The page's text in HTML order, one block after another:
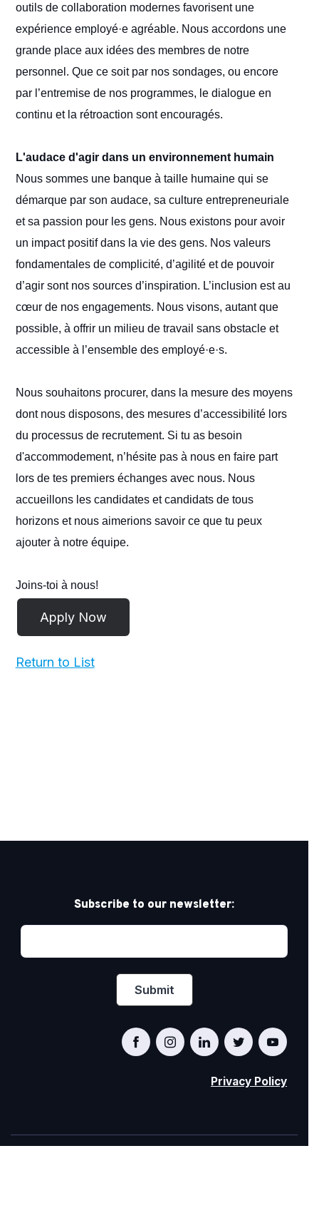
outils de collaboration modernes favorisent une
expérience employé·e agréable. Nous accordons une
grande place aux idées des membres de notre
personnel. Que ce soit par nos sondages, ou encore
par l’entremise de nos programmes, le dialogue en
continu et la rétroaction sont encouragés.
L'audace d'agir dans un environnement humain
Nous sommes une banque à taille humaine qui se
démarque par son audace, sa culture entrepreneuriale
et sa passion pour les gens. Nous existons pour avoir
un impact positif dans la vie des gens. Nos valeurs
fondamentales de complicité, d’agilité et de pouvoir
d’agir sont nos sources d’inspiration. L’inclusion est au
cœur de nos engagements. Nous visons, autant que
possible, à offrir un milieu de travail sans obstacle et
accessible à l’ensemble des employé·e·s.
Nous souhaitons procurer, dans la mesure des moyens
dont nous disposons, des mesures d’accessibilité lors
du processus de recrutement. Si tu as besoin
d'accommodement, n’hésite pas à nous en faire part
lors de tes premiers échanges avec nous. Nous
accueillons les candidates et candidats de tous
horizons et nous aimerions savoir ce que tu peux
ajouter à notre équipe.
Joins-toi à nous!
Return to List
Subscribe to our newsletter:
Privacy Policy